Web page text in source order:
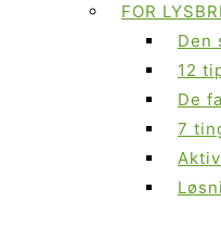
FOR
Den
12
De
7